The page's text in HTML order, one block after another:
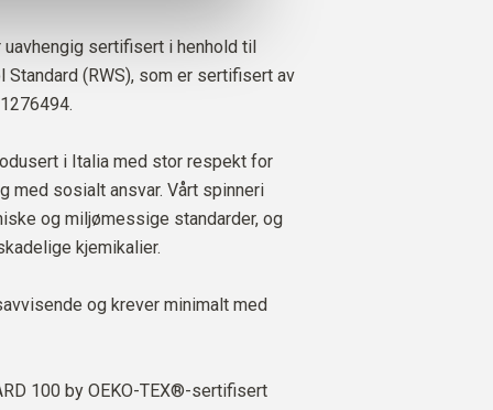
uavhengig sertifisert i henhold til
Standard (RWS), som er sertifisert av
i Italia med stor respekt for
med sosialt ansvar. Vårt spinneri
og miljømessige standarder, og
kjemikalier.
og krever minimalt med
100 by OEKO-TEX®-sertifisert